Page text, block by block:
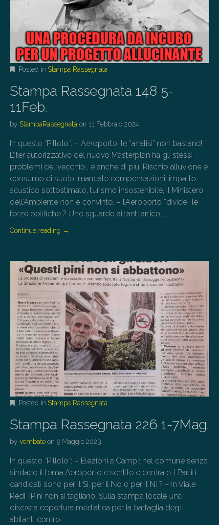
Posted in Stampa Rassegnata
Stampa Rassegnata 148 5-
11Feb.
by StampaRassegnata on 11 Febbraio 2024
In questo “Pillolo”: – Aeroporto: le “analisi” non bastano!
L’iter autorizzativo del nuovo Masterplan ha gli stessi
problemi del vecchio… e anche di più. Rischio alluvione e
consumo di suolo, mancate compensazioni, impatto
acustico sottostimato, turismo insostenibile, Il Ministero
dell’Ambiente non è convinto. – l’Aeroporto “divide” le
forze politiche ? Uno sguardo ai tanti articoli…
Continue reading →
Posted in Stampa Rassegnata
Stampa Rassegnata 226 1-7Mag.
by vombato on 9 Maggio 2023
In questo “Pillolo”: – Elezioni a Campi: nel comune senza
sindaco il tema Aeroporto è sentito e centrale. I Partiti
candidati sono per il Si, per il No o per il Ni ? – In Viale
Redi i Pini non si tagliano. Sulla stampa locale una
discreta copertura mediatica per la battaglia degli
abitanti contro…